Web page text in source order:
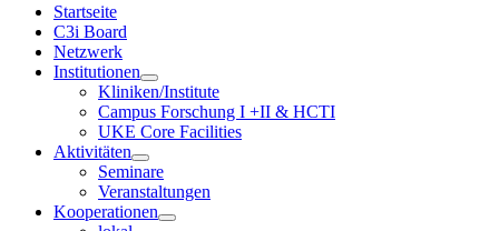
Startseite
C3i Board
Netzwerk
Institutionen
Kliniken/Institute
Campus Forschung I +II & HCTI
UKE Core Facilities
Aktivitäten
Seminare
Veranstaltungen
Kooperationen